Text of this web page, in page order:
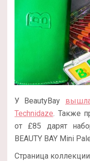
У BeautyBay
Technidaze. Также
от £85 дарят
BEAUTY BAY Mini
Страница